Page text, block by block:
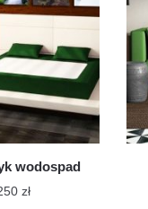
na
produktu
wodospad
złTen